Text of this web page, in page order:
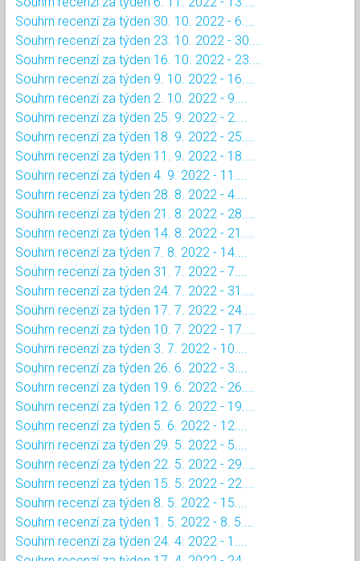
Souhrn recenzí za týden 30. 10. 2022 - 6....
Souhrn recenzí za týden 23. 10. 2022 - 30....
Souhrn recenzí za týden 16. 10. 2022 - 23....
Souhrn recenzí za týden 9. 10. 2022 - 16....
Souhrn recenzí za týden 2. 10. 2022 - 9....
Souhrn recenzí za týden 25. 9. 2022 - 2....
Souhrn recenzí za týden 18. 9. 2022 - 25....
Souhrn recenzí za týden 11. 9. 2022 - 18....
Souhrn recenzí za týden 4. 9. 2022 - 11....
Souhrn recenzí za týden 28. 8. 2022 - 4....
Souhrn recenzí za týden 21. 8. 2022 - 28....
Souhrn recenzí za týden 14. 8. 2022 - 21....
Souhrn recenzí za týden 7. 8. 2022 - 14....
Souhrn recenzí za týden 31. 7. 2022 - 7....
Souhrn recenzí za týden 24. 7. 2022 - 31....
Souhrn recenzí za týden 17. 7. 2022 - 24....
Souhrn recenzí za týden 10. 7. 2022 - 17....
Souhrn recenzí za týden 3. 7. 2022 - 10....
Souhrn recenzí za týden 26. 6. 2022 - 3....
Souhrn recenzí za týden 19. 6. 2022 - 26....
Souhrn recenzí za týden 12. 6. 2022 - 19....
Souhrn recenzí za týden 5. 6. 2022 - 12....
Souhrn recenzí za týden 29. 5. 2022 - 5....
Souhrn recenzí za týden 22. 5. 2022 - 29....
Souhrn recenzí za týden 15. 5. 2022 - 22....
Souhrn recenzí za týden 8. 5. 2022 - 15....
Souhrn recenzí za týden 1. 5. 2022 - 8. 5....
Souhrn recenzí za týden 24. 4. 2022 - 1....